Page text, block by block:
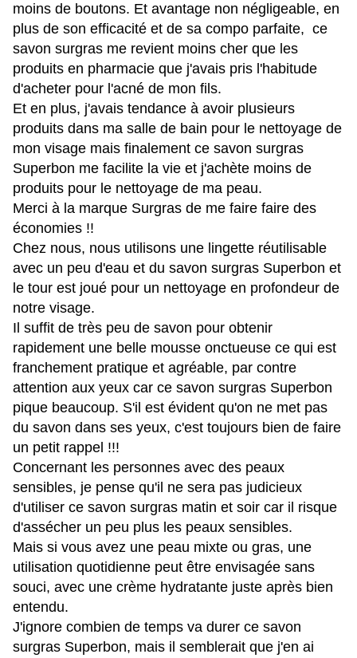
moins de boutons. Et avantage non négligeable, en
plus de son efficacité et de sa compo parfaite, ce
savon surgras me revient moins cher que les
produits en pharmacie que j'avais pris l'habitude
d'acheter pour l'acné de mon fils.
Et en plus, j'avais tendance à avoir plusieurs
produits dans ma salle de bain pour le nettoyage de
mon visage mais finalement ce savon surgras
Superbon me facilite la vie et j'achète moins de
produits pour le nettoyage de ma peau.
Merci à la marque Surgras de me faire faire des
économies !!
Chez nous, nous utilisons une lingette réutilisable
avec un peu d'eau et du savon surgras Superbon et
le tour est joué pour un nettoyage en profondeur de
notre visage.
Il suffit de très peu de savon pour obtenir
rapidement une belle mousse onctueuse ce qui est
franchement pratique et agréable, par contre
attention aux yeux car ce savon surgras Superbon
pique beaucoup. S'il est évident qu'on ne met pas
du savon dans ses yeux, c'est toujours bien de faire
un petit rappel !!!
Concernant les personnes avec des peaux
sensibles, je pense qu'il ne sera pas judicieux
d'utiliser ce savon surgras matin et soir car il risque
d'assécher un peu plus les peaux sensibles.
Mais si vous avez une peau mixte ou gras, une
utilisation quotidienne peut être envisagée sans
souci, avec une crème hydratante juste après bien
entendu.
J'ignore combien de temps va durer ce savon
surgras Superbon, mais il semblerait que j'en ai